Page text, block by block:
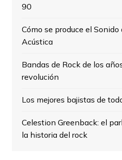
90
Cómo se produce el Sonido
Acústica
Bandas de Rock de los
revolución
Los mejores bajistas de
Celestion Greenback: el
la historia del rock